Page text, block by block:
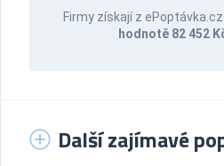
Firmy získají z
hodnotě 82 452
Další zajímavé